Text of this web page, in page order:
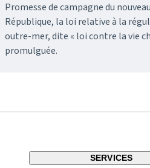
Promesse de campagne du
République, la loi relative à la
outre-mer, dite « loi contre la vie
promulguée.
SERVICES